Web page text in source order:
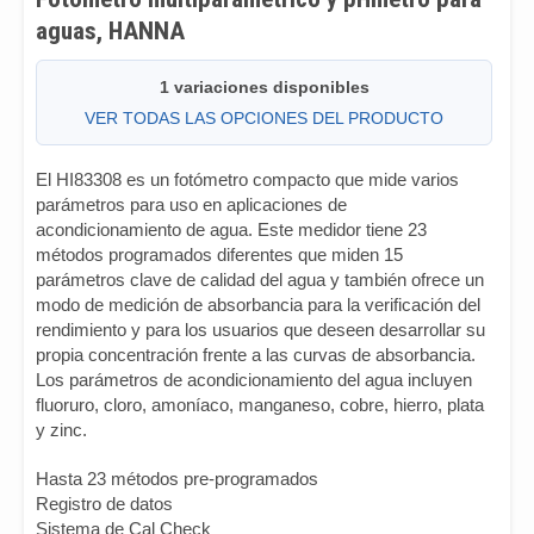
aguas, HANNA
1 variaciones disponibles
VER TODAS LAS OPCIONES DEL PRODUCTO
El HI83308 es un fotómetro compacto que mide varios
parámetros para uso en aplicaciones de
acondicionamiento de agua. Este medidor tiene 23
métodos programados diferentes que miden 15
parámetros clave de calidad del agua y también ofrece un
modo de medición de absorbancia para la verificación del
rendimiento y para los usuarios que deseen desarrollar su
propia concentración frente a las curvas de absorbancia.
Los parámetros de acondicionamiento del agua incluyen
fluoruro, cloro, amoníaco, manganeso, cobre, hierro, plata
y zinc.
Hasta 23 métodos pre-programados
Registro de datos
Sistema de Cal Check